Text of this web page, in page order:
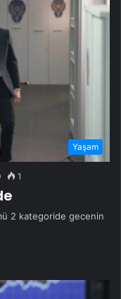
Yaşam
1
2 kategoride gecenin